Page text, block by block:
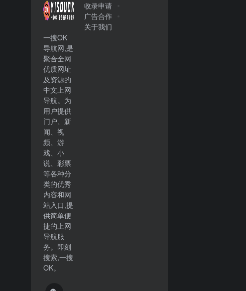
一搜OK
导航网,是
聚合全网
优质网址
及资源的
中文上网
导航。为
用户提供
门户、新
闻、视
频、游
戏、小
说、彩票
等各种分
类的优秀
内容和网
站入口,提
供简单便
捷的上网
导航服
务。即刻
搜索,一搜
OK。
收录申请
广告合作
关于我们